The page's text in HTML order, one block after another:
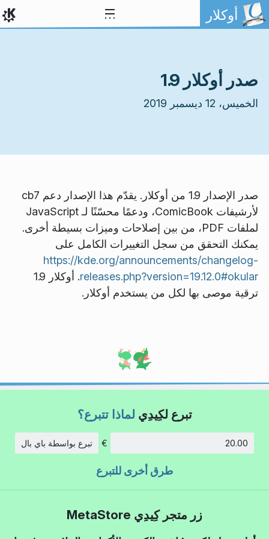
تخط المحتوى
أوكلار
صدر أوكلار 1.9
الخميس، 12 ديسمبر 2019
صدر الإصدار 1.9 من أوكلار. يقدّم هذا الإصدار دعم cb7
لأرشيفات ComicBook، ودعمًا محسّنًا لـ JavaScript
لملفات PDF، من بين إصلاحات وميزات بسيطة أخرى.
يمكنك التحقق من سجل التغييرات الكامل على
https://kde.org/announcements/changelog-
releases.php?version=19.12.0#okular
. أوكلار 1.9
ترقية موصى بها لكل من يستخدم أوكلار.
تبرع لكِيدِي لماذا تتبرع؟
€ تبرع بواسطة باي بال
طرق أخرى للتبرع
زر متجر كِيدِي MetaStore